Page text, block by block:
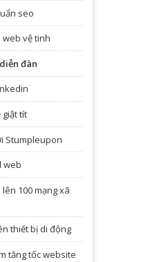
seo
vệ tinh
đàn
giật tít
Stumpleupon
web
100 mạng xã
thiết bị di động
tăng tốc website